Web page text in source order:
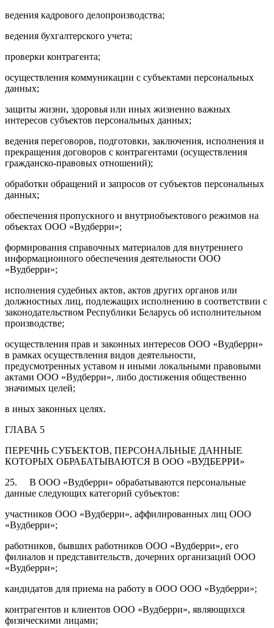
ведения кадрового делопроизводства;
ведения бухгалтерского учета;
проверки контрагента;
осуществления коммуникации с субъектами персональных
данных;
защиты жизни, здоровья или иных жизненно важных
интересов субъектов персональных данных;
ведения переговоров, подготовки, заключения, исполнения и
прекращения договоров с контрагентами (осуществления
гражданско-правовых отношений);
обработки обращений и запросов от субъектов персональных
данных;
обеспечения пропускного и внутриобъектового режимов на
объектах ООО «Вудберри»;
формирования справочных материалов для внутреннего
информационного обеспечения деятельности ООО
«Вудберри»;
исполнения судебных актов, актов других органов или
должностных лиц, подлежащих исполнению в соответствии с
законодательством Республики Беларусь об исполнительном
производстве;
осуществления прав и законных интересов ООО «Вудберри»
в рамках осуществления видов деятельности,
предусмотренных уставом и иными локальными правовыми
актами ООО «Вудберри», либо достижения общественно
значимых целей;
в иных законных целях.
ГЛАВА 5
ПЕРЕЧНЬ СУБЪЕКТОВ, ПЕРСОНАЛЬНЫЕ ДАННЫЕ
КОТОРЫХ ОБРАБАТЫВАЮТСЯ В ООО «ВУДБЕРРИ»
25. В ООО «Вудберри» обрабатываются персональные
данные следующих категорий субъектов:
участников ООО «Вудберри», аффилированных лиц ООО
«Вудберри»;
работников, бывших работников ООО «Вудберри», его
филиалов и представительств, дочерних организаций ООО
«Вудберри»;
кандидатов для приема на работу в ООО ООО «Вудберри»;
контрагентов и клиентов ООО «Вудберри», являющихся
физическими лицами;